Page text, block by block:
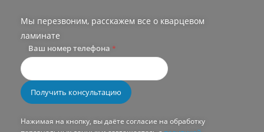
Мы перезвоним, расскажем все о кварцевом
ламинате
Ваш номер телефона *
Нажимая на кнопку, вы даёте согласие на обработку